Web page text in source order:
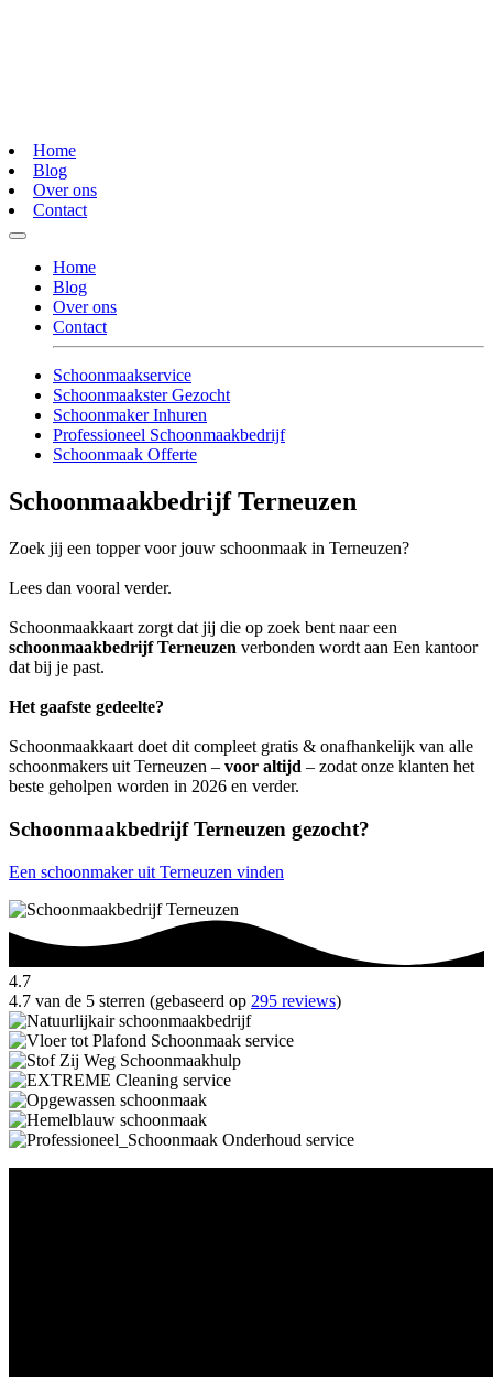
Home
Blog
Over ons
Contact
Home
Blog
Over ons
Contact
Schoonmaakservice
Schoonmaakster Gezocht
Schoonmaker Inhuren
Professioneel Schoonmaakbedrijf
Schoonmaak Offerte
Schoonmaakbedrijf Terneuzen
Zoek jij een topper voor jouw schoonmaak in Terneuzen?
Lees dan vooral verder.
Schoonmaakkaart zorgt dat jij die op zoek bent naar een
schoonmaakbedrijf Terneuzen verbonden wordt aan Een kantoor
dat bij je past.
Het gaafste gedeelte?
Schoonmaakkaart doet dit compleet gratis & onafhankelijk van alle
schoonmakers uit Terneuzen – voor altijd – zodat onze klanten het
beste geholpen worden in 2026 en verder.
Schoonmaakbedrijf Terneuzen gezocht?
Een schoonmaker uit Terneuzen vinden
4.7
4.7 van de 5 sterren (gebaseerd op 295 reviews)